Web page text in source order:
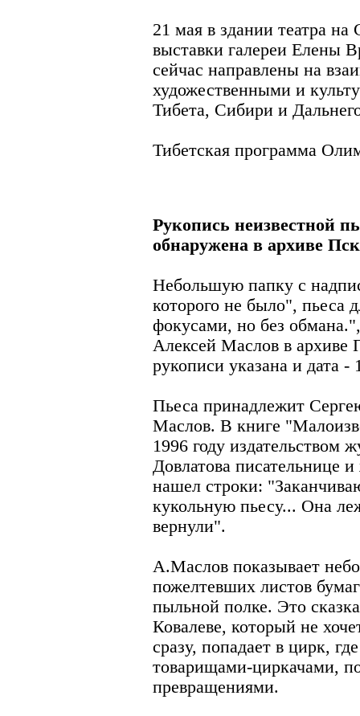
21 мая в здании театра на
выставки галереи Елены
сейчас направлены на
художественными и
Тибета, Сибири и
Тибетская программа
Рукопись неизвестной
обнаружена в архиве
Небольшую папку с
которого не было", пьеса
фокусами, но без
Алексей Маслов в архиве
рукописи указана и дата -
Пьеса принадлежит
Маслов. В книге
1996 году издательством
Довлатова писательнице
нашел строки:
кукольную пьесу... Она
вернули".
А.Маслов показывает
пожелтевших листов
пыльной полке. Это
Ковалеве, который не
сразу, попадает в цирк,
товарищами-циркачами,
превращениями.